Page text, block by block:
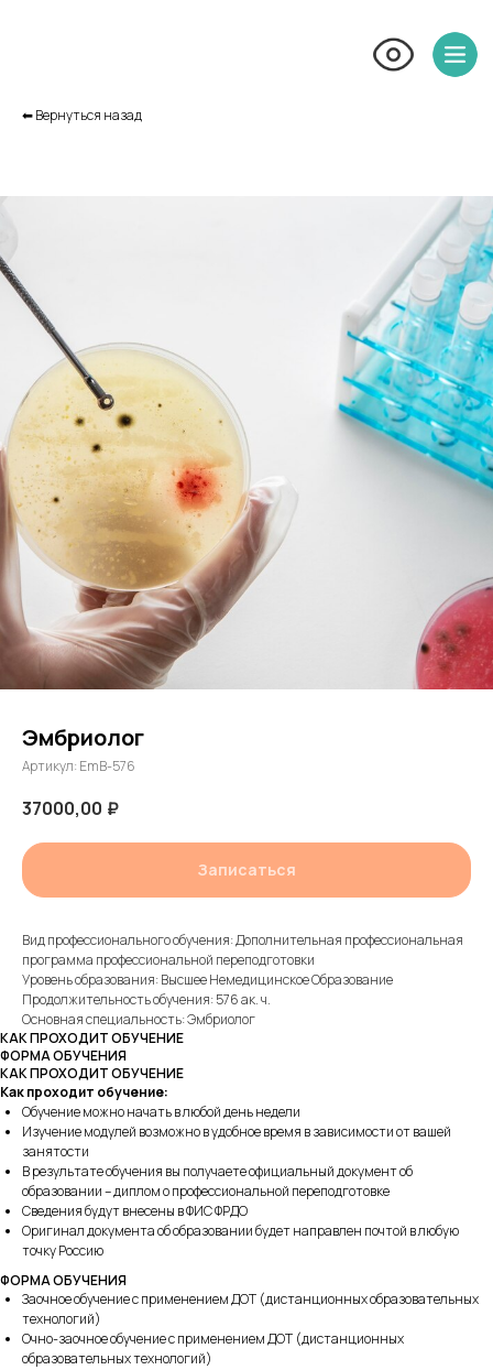
⬅︎ Вернуться назад
Эмбриолог
Артикул: EmB-576
37000,00 ₽
Записаться
Вид профессионального обучения: Дополнительная профессиональная
программа профессиональной переподготовки
Уровень образования: Высшее Немедицинское Образование
Продолжительность обучения: 576 ак. ч.
Основная специальность: Эмбриолог
КАК ПРОХОДИТ ОБУЧЕНИЕ
ФОРМА ОБУЧЕНИЯ
КАК ПРОХОДИТ ОБУЧЕНИЕ
Как проходит обучение:
Обучение можно начать в любой день недели
Изучение модулей возможно в удобное время в зависимости от вашей
занятости
В результате обучения вы получаете официальный документ об
образовании – диплом о профессиональной переподготовке
Сведения будут внесены в ФИС ФРДО
Оригинал документа об образовании будет направлен почтой в любую
точку Россию
ФОРМА ОБУЧЕНИЯ
Заочное обучение с применением ДОТ (дистанционных образовательных
технологий)
Очно-заочное обучение с применением ДОТ (дистанционных
образовательных технологий)